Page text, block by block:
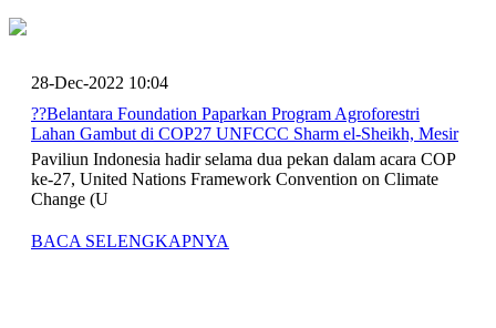
28-Dec-2022 10:04
??Belantara Foundation Paparkan Program Agroforestri
Lahan Gambut di COP27 UNFCCC Sharm el-Sheikh, Mesir
Paviliun Indonesia hadir selama dua pekan dalam acara COP
ke-27, United Nations Framework Convention on Climate
Change (U
BACA SELENGKAPNYA